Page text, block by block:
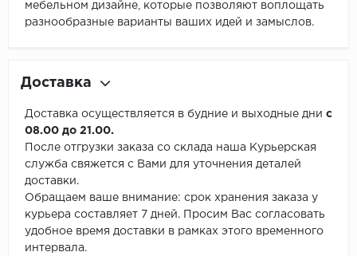
мебельном дизайне, которые позволяют воплощать
разнообразные варианты ваших идей и замыслов.
Доставка
Доставка осуществляется в будние и выходные дни с
08.00 до 21.00.
После отгрузки заказа со склада наша Курьерская
служба свяжется с Вами для уточнения деталей
доставки.
Обращаем ваше внимание: срок хранения заказа у
курьера составляет 7 дней. Просим Вас согласовать
удобное время доставки в рамках этого временного
интервала.